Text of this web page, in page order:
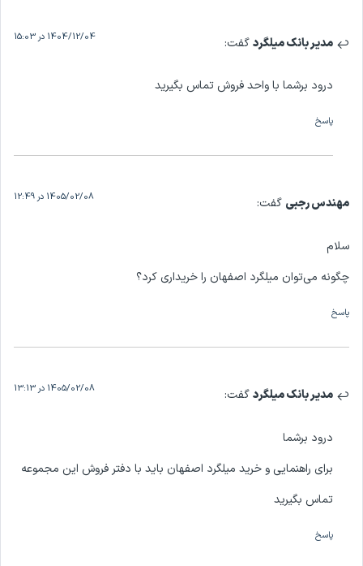
میلگرد گفت:
با واحد فروش تماس بگیرید
گفت:
میلگرد اصفهان را خریداری کرد؟
میلگرد گفت:
و خرید میلگرد اصفهان باید با دفتر فروش این مجموعه